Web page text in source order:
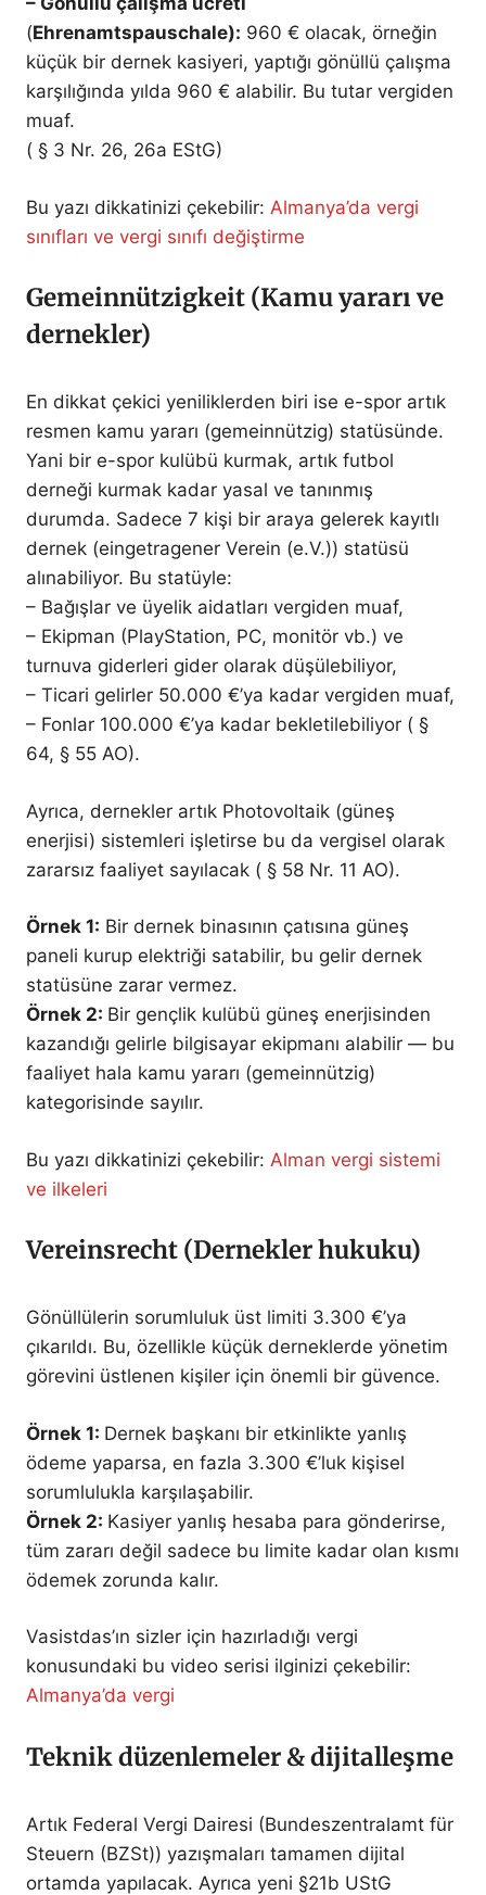
(Ehrenamtspauschale): 960 € olacak, örneğin
küçük bir dernek kasiyeri, yaptığı gönüllü çalışma
karşılığında yılda 960 € alabilir. Bu tutar vergiden
muaf.
( § 3 Nr. 26, 26a EStG)
Bu yazı dikkatinizi çekebilir: Almanya’da vergi
sınıfları ve vergi sınıfı değiştirme
Gemeinnützigkeit (Kamu yararı ve
dernekler)
En dikkat çekici yeniliklerden biri ise e-spor artık
resmen kamu yararı (gemeinnützig) statüsünde.
Yani bir e-spor kulübü kurmak, artık futbol
derneği kurmak kadar yasal ve tanınmış
durumda. Sadece 7 kişi bir araya gelerek kayıtlı
dernek (eingetragener Verein (e.V.)) statüsü
alınabiliyor. Bu statüyle:
– Bağışlar ve üyelik aidatları vergiden muaf,
– Ekipman (PlayStation, PC, monitör vb.) ve
turnuva giderleri gider olarak düşülebiliyor,
– Ticari gelirler 50.000 €’ya kadar vergiden muaf,
– Fonlar 100.000 €’ya kadar bekletilebiliyor ( §
64, § 55 AO).
Ayrıca, dernekler artık Photovoltaik (güneş
enerjisi) sistemleri işletirse bu da vergisel olarak
zararsız faaliyet sayılacak ( § 58 Nr. 11 AO).
Örnek 1: Bir dernek binasının çatısına güneş
paneli kurup elektriği satabilir, bu gelir dernek
statüsüne zarar vermez.
Örnek 2: Bir gençlik kulübü güneş enerjisinden
kazandığı gelirle bilgisayar ekipmanı alabilir — bu
faaliyet hala kamu yararı (gemeinnützig)
kategorisinde sayılır.
Bu yazı dikkatinizi çekebilir: Alman vergi sistemi
ve ilkeleri
Vereinsrecht (Dernekler hukuku)
Gönüllülerin sorumluluk üst limiti 3.300 €’ya
çıkarıldı. Bu, özellikle küçük derneklerde yönetim
görevini üstlenen kişiler için önemli bir güvence.
Örnek 1: Dernek başkanı bir etkinlikte yanlış
ödeme yaparsa, en fazla 3.300 €’luk kişisel
sorumlulukla karşılaşabilir.
Örnek 2: Kasiyer yanlış hesaba para gönderirse,
tüm zararı değil sadece bu limite kadar olan kısmı
ödemek zorunda kalır.
Vasistdas’ın sizler için hazırladığı vergi
konusundaki bu video serisi ilginizi çekebilir:
Almanya’da vergi
Teknik düzenlemeler & dijitalleşme
Artık Federal Vergi Dairesi (Bundeszentralamt für
Steuern (BZSt)) yazışmaları tamamen dijital
ortamda yapılacak. Ayrıca yeni §21b UStG